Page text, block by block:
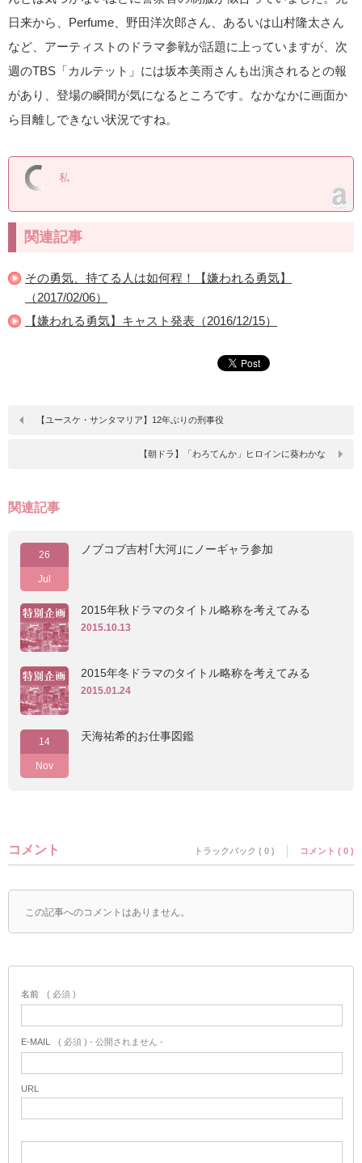
日来から、Perfume、野田洋次郎さん、あるいは山村隆太さん
など、アーティストのドラマ参戦が話題に上っていますが、次
週のTBS「カルテット」には坂本美雨さんも出演されるとの報
があり、登場の瞬間が気になるところです。なかなかに画面か
ら目離しできない状況ですね。
私
関連記事
その勇気、持てる人は如何程！【嫌われる勇気】
（2017/02/06）
【嫌われる勇気】キャスト発表（2016/12/15）
【ユースケ・サンタマリア】12年ぶりの刑事役
【朝ドラ】「わろてんか」ヒロインに葵わかな
関連記事
26
Jul
ノブコブ吉村｢大河｣にノーギャラ参加
2015年秋ドラマのタイトル略称を考えてみる
2015.10.13
2015年冬ドラマのタイトル略称を考えてみる
2015.01.24
14
Nov
天海祐希的お仕事図鑑
コメント トラックバック ( 0 ) コメント ( 0 )
この記事へのコメントはありません。
名前 ( 必須 )
E-MAIL ( 必須 ) - 公開されません -
URL